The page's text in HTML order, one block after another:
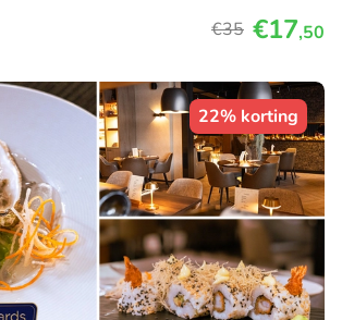
€35 €17,50
22% korting